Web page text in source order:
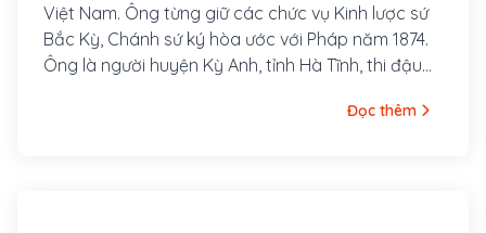
Việt Nam. Ông từng giữ các chức vụ Kinh lược sứ
Bắc Kỳ, Chánh sứ ký hòa ước với Pháp năm 1874.
Ông là người huyện Kỳ Anh, tỉnh Hà Tĩnh, thi đậu
Đọc thêm